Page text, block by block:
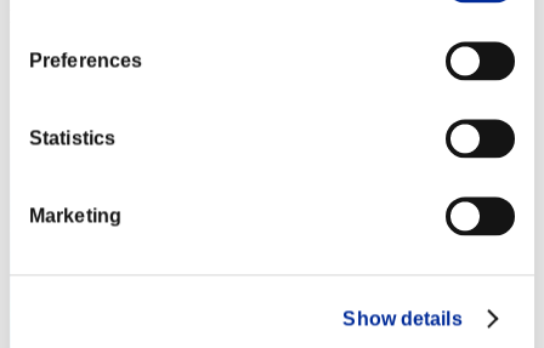
Preferences
Statistics
Marketing
Show details